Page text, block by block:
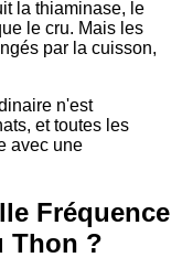
la thiaminase, le
le cru. Mais les
par la cuisson,
n'est
et toutes les
avec une
Fréquence
Thon ?